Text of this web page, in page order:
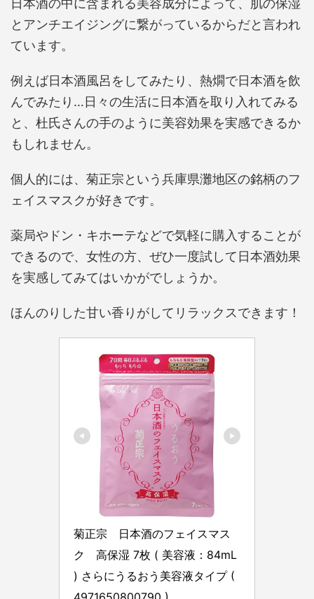
日本酒の中に含まれる美容成分によって、肌の保湿
とアンチエイジングに繋がっているからだと言われ
ています。
例えば日本酒風呂をしてみたり、熱燗で日本酒を飲
んでみたり…日々の生活に日本酒を取り入れてみる
と、杜氏さんの手のように美容効果を実感できるか
もしれません。
個人的には、菊正宗という兵庫県灘地区の銘柄のフ
ェイスマスクが好きです。
薬局やドン・キホーテなどで気軽に購入することが
できるので、女性の方、ぜひ一度試して日本酒効果
を実感してみてはいかがでしょうか。
ほんのりした甘い香りがしてリラックスできます！
菊正宗　日本酒のフェイスマス
ク　高保湿 7枚 ( 美容液：84mL
) さらにうるおう美容液タイプ (